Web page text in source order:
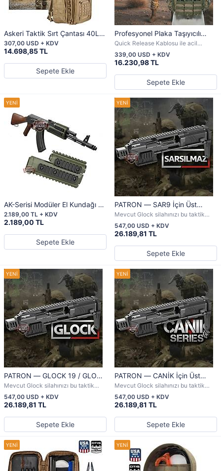
Askeri Taktik Sırt Çantası 40L –
CORDURA, Çok Gözlü, Su
Geçirmez, İthal
14.698,85 TL
307,00 USD + KDV
Sepete Ekle
Profesyonel Plaka Taşıyıcılı
Hücum Yeleği – Maksimum
Quick Release Kablosu ile acil
durumlarda hızla çıkarma
16.230,98 TL
339,00 USD + KDV
Sepete Ekle
AK-Serisi Modüler El Kundağı —
AK47 / AK74 Uyumlu Green
2.189,00 TL
2.189,00 TL + KDV
Sepete Ekle
PATRON — SAR9 İçin Üst
Düzey Tabanca Dönüşüm Kiti
Mevcut Glock silahınızı bu taktik
dönüşüm kiti ile profesyonel bir
silaha dönüştürün.
26.189,81 TL
547,00 USD + KDV
Sepete Ekle
PATRON — GLOCK 19 / GLOCK
17 İçin Üst Düzey Tabanca
Mevcut Glock silahınızı bu taktik
dönüşüm kiti ile profesyonel bir
silaha dönüştürün.
26.189,81 TL
547,00 USD + KDV
Sepete Ekle
PATRON — CANİK İçin Üst
Düzey Tabanca Dönüşüm Kiti
Mevcut Glock silahınızı bu taktik
dönüşüm kiti ile profesyonel bir
silaha dönüştürün.
26.189,81 TL
547,00 USD + KDV
Sepete Ekle